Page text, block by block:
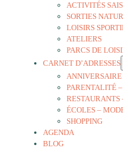
ACTIVITÉS
SORTIES
LOISIRS
ATELIERS
PARCS DE
CARNET D’ADRESSES
ANNIVERSAIRE
PARENTALITÉ
RESTAURANTS
ÉCOLES –
SHOPPING
AGENDA
BLOG